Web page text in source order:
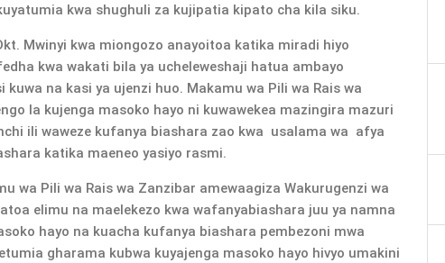
kwa shughuli za kujipatia kipato cha kila siku.
Mwinyi kwa miongozo anayoitoa katika miradi hiyo
kwa wakati bila ya ucheleweshaji hatua ambayo
kuwa na kasi ya ujenzi huo. Makamu wa Pili wa Rais wa
la kujenga masoko hayo ni kuwawekea mazingira mazuri
ili waweze kufanya biashara zao kwa usalama wa afya
katika maeneo yasiyo rasmi.
wa Pili wa Rais wa Zanzibar amewaagiza Wakurugenzi wa
elimu na maelekezo kwa wafanyabiashara juu ya namna
hayo na kuacha kufanya biashara pembezoni mwa
gharama kubwa kuyajenga masoko hayo hivyo umakini